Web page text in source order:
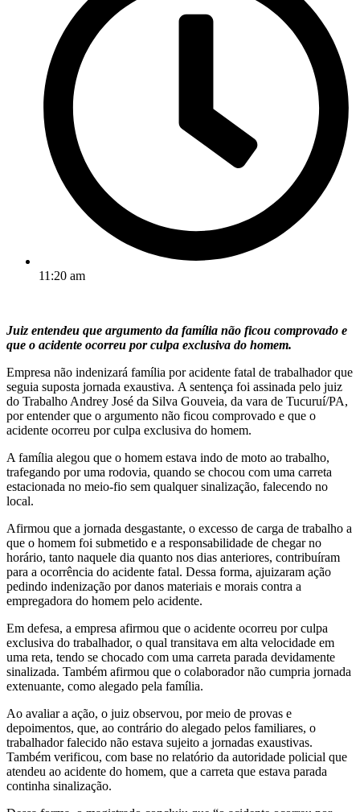
11:20 am
Juiz entendeu que argumento da família não ficou comprovado e
que o acidente ocorreu por culpa exclusiva do homem.
Empresa não indenizará família por acidente fatal de trabalhador que
seguia suposta jornada exaustiva. A sentença foi assinada pelo juiz
do Trabalho Andrey José da Silva Gouveia, da vara de Tucuruí/PA,
por entender que o argumento não ficou comprovado e que o
acidente ocorreu por culpa exclusiva do homem.
A família alegou que o homem estava indo de moto ao trabalho,
trafegando por uma rodovia, quando se chocou com uma carreta
estacionada no meio-fio sem qualquer sinalização, falecendo no
local.
Afirmou que a jornada desgastante, o excesso de carga de trabalho a
que o homem foi submetido e a responsabilidade de chegar no
horário, tanto naquele dia quanto nos dias anteriores, contribuíram
para a ocorrência do acidente fatal. Dessa forma, ajuizaram ação
pedindo indenização por danos materiais e morais contra a
empregadora do homem pelo acidente.
Em defesa, a empresa afirmou que o acidente ocorreu por culpa
exclusiva do trabalhador, o qual transitava em alta velocidade em
uma reta, tendo se chocado com uma carreta parada devidamente
sinalizada. Também afirmou que o colaborador não cumpria jornada
extenuante, como alegado pela família.
Ao avaliar a ação, o juiz observou, por meio de provas e
depoimentos, que, ao contrário do alegado pelos familiares, o
trabalhador falecido não estava sujeito a jornadas exaustivas.
Também verificou, com base no relatório da autoridade policial que
atendeu ao acidente do homem, que a carreta que estava parada
continha sinalização.